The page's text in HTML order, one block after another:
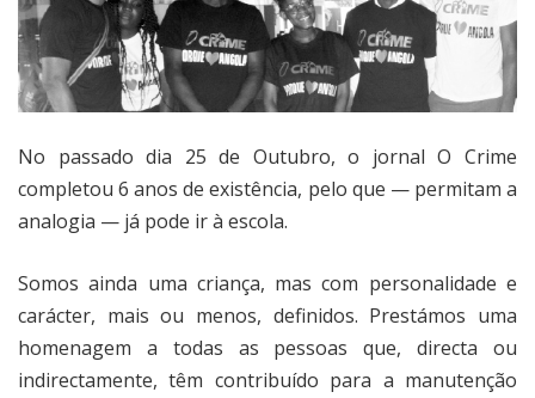
No passado dia 25 de Outubro, o jornal O Crime
completou 6 anos de existência, pelo que — permitam a
analogia — já pode ir à escola.
Somos ainda uma criança, mas com personalidade e
carácter, mais ou menos, definidos. Prestámos uma
homenagem a todas as pessoas que, directa ou
indirectamente, têm contribuído para a manutenção